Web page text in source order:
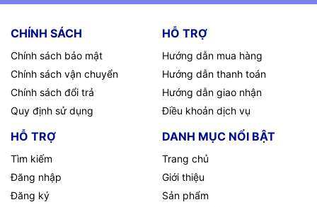
CHÍNH SÁCH
Chính sách bảo mật
Chính sách vận chuyển
Chính sách đổi trả
Quy định sử dụng
HỖ TRỢ
Hướng dẫn mua hàng
Hướng dẫn thanh toán
Hướng dẫn giao nhận
Điều khoản dịch vụ
HỖ TRỢ
Tìm kiếm
Đăng nhập
Đăng ký
DANH MỤC NỔI BẬT
Trang chủ
Giới thiệu
Sản phẩm